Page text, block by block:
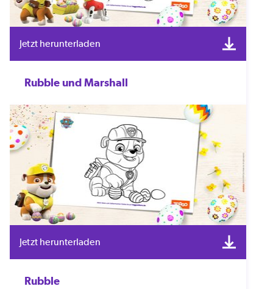
Jetzt herunterladen
Rubble und Marshall
Jetzt herunterladen
Rubble